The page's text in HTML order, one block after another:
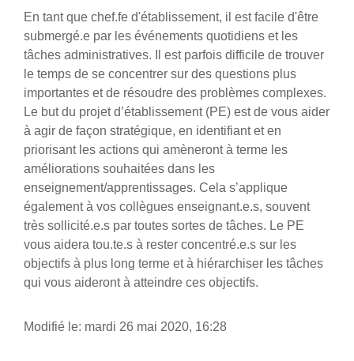
En tant que chef.fe d'établissement, il est facile d'être
submergé.e par les événements quotidiens et les
tâches administratives. Il est parfois difficile de trouver
le temps de se concentrer sur des questions plus
importantes et de résoudre des problèmes complexes.
Le but du projet d’établissement (PE) est de vous aider
à agir de façon stratégique, en identifiant et en
priorisant les actions qui amèneront à terme les
améliorations souhaitées dans les
enseignement/apprentissages. Cela s’applique
également à vos collègues enseignant.e.s, souvent
très sollicité.e.s par toutes sortes de tâches. Le PE
vous aidera tou.te.s à rester concentré.e.s sur les
objectifs à plus long terme et à hiérarchiser les tâches
qui vous aideront à atteindre ces objectifs.
Modifié le: mardi 26 mai 2020, 16:28